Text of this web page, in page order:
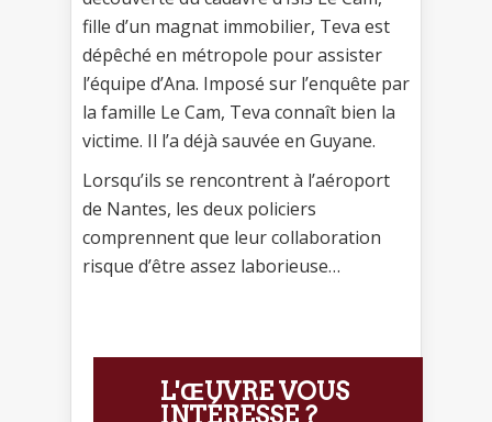
fille d’un magnat immobilier, Teva est
dépêché en métropole pour assister
l’équipe d’Ana. Imposé sur l’enquête par
la famille Le Cam, Teva connaît bien la
victime. Il l’a déjà sauvée en Guyane.
Lorsqu’ils se rencontrent à l’aéroport
de Nantes, les deux policiers
comprennent que leur collaboration
risque d’être assez laborieuse…
L'ŒUVRE VOUS
INTÉRESSE ?